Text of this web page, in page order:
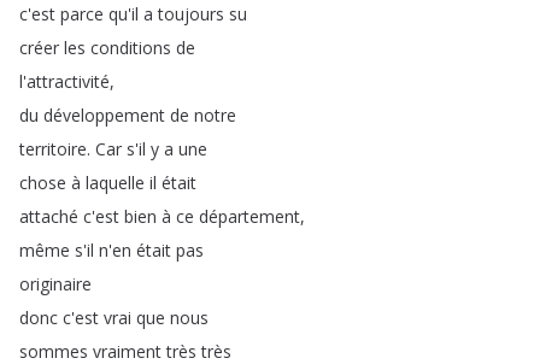
c'est parce qu'il a toujours su
créer les conditions de
l'attractivité,
du développement de notre
territoire. Car s'il y a une
chose à laquelle il était
attaché c'est bien à ce département,
même s'il n'en était pas
originaire
donc c'est vrai que nous
sommes vraiment très très